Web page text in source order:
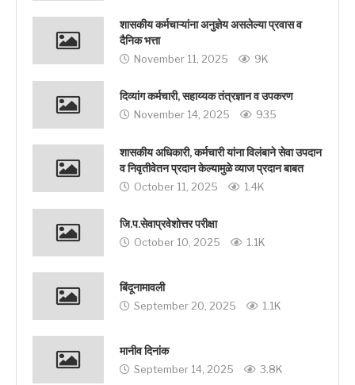
शासकीय कर्मचाऱ्यांना अनुज्ञेय असलेल्या प्रवास व
दैनिक भत्ता
November 11, 2025 9K
दिव्यांग कर्मचारी, सहाय्यक तंत्रज्ञान व उपकरण
November 14, 2025 935
शासकीय अधिकारी, कर्मचारी यांना विलंबाने सेवा उपदान
व निवृतीवेतन प्रदान केल्यामुळे व्याज प्रदान बाबत
October 11, 2025 1.4K
जि.प.सेवाप्रवेशोत्तर परीक्षा
October 10, 2025 1.1K
बिंदूनामावली
September 20, 2025 1.1K
मानीव दिनांक
September 14, 2025 3.8K